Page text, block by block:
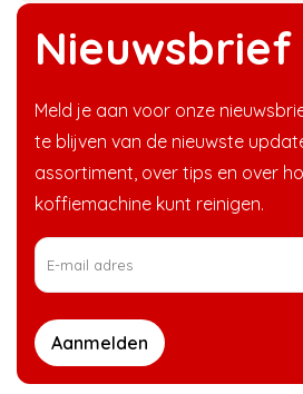
Nieuwsbrief
Meld je aan voor onze
te blijven van de nieuwste
assortiment, over tips en over
koffiemachine kunt reinigen.
Aanmelden